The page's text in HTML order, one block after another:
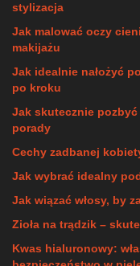
stylizacja
Jak malować oczy
makijażu
Jak idealnie nałożyć
po kroku
Jak skutecznie
porady
Cechy zadbanej
Jak wybrać idealny
Jak wiązać włosy, by
Zioła na trądzik –
Kwas hialuronowy: